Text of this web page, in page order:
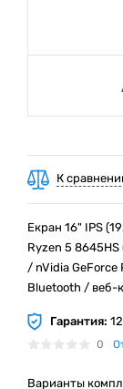
К
Екран 16" IPS
Ryzen 5 8645HS
/ nVidia
Bluetooth / веб-
Гарантия:
0
Варианты